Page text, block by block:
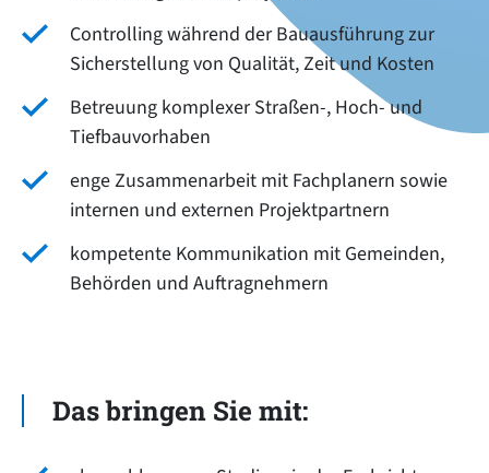
Controlling während der Bauausführung zur
Sicherstellung von Qualität, Zeit und Kosten
Betreuung komplexer Straßen-, Hoch- und
Tiefbauvorhaben
enge Zusammenarbeit mit Fachplanern sowie
internen und externen Projektpartnern
kompetente Kommunikation mit Gemeinden,
Behörden und Auftragnehmern
Das bringen Sie mit: